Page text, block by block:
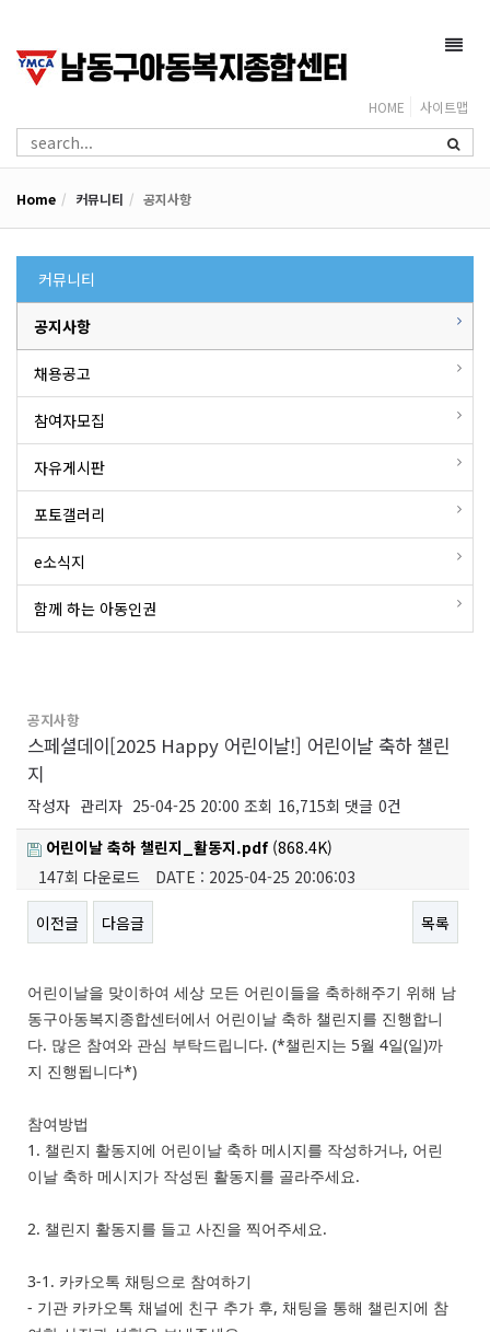
HOME 사이트맵
Home 커뮤니티 공지사항
커뮤니티
공지사항
채용공고
참여자모집
자유게시판
포토갤러리
e소식지
함께 하는 아동인권
공지사항
스페셜데이[2025 Happy 어린이날!] 어린이날 축하 챌린
지
작성자 관리자 25-04-25 20:00 조회 16,715회 댓글 0건
어린이날 축하 챌린지_활동지.pdf (868.4K)
147회 다운로드
DATE : 2025-04-25 20:06:03
이전글 다음글 목록
본문
어린이날을 맞이하여 세상 모든 어린이들을 축하해주기 위해 남
동구아동복지종합센터에서 어린이날 축하 챌린지를 진행합니
다. 많은 참여와 관심 부탁드립니다. (*챌린지는 5월 4일(일)까
지 진행됩니다*)
참여방법
1. 챌린지 활동지에 어린이날 축하 메시지를 작성하거나, 어린
이날 축하 메시지가 작성된 활동지를 골라주세요.
2. 챌린지 활동지를 들고 사진을 찍어주세요.
3-1. 카카오톡 채팅으로 참여하기
- 기관 카카오톡 채널에 친구 추가 후, 채팅을 통해 챌린지에 참